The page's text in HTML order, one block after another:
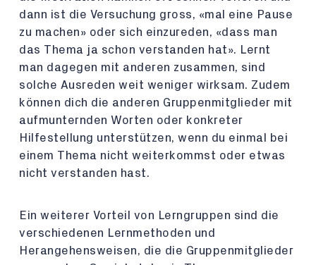
dann ist die Versuchung gross, «mal eine Pause
zu machen» oder sich einzureden, «dass man
das Thema ja schon verstanden hat». Lernt
man dagegen mit anderen zusammen, sind
solche Ausreden weit weniger wirksam. Zudem
können dich die anderen Gruppenmitglieder mit
aufmunternden Worten oder konkreter
Hilfestellung unterstützen, wenn du einmal bei
einem Thema nicht weiterkommst oder etwas
nicht verstanden hast.
Ein weiterer Vorteil von Lerngruppen sind die
verschiedenen Lernmethoden und
Herangehensweisen, die die Gruppenmitglieder